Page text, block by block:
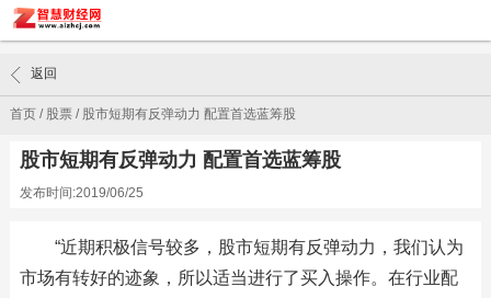
首页/ 股票/ 股市短期有反弹动力 配置首选蓝筹股
返回
股市短期有反弹动力 配置首选蓝筹股
发布时间:2019/06/25
“近期积极信号较多，股市短期有反弹动力，我们认为
市场有转好的迹象，所以适当进行了买入操作。在行业配